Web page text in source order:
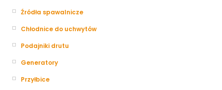
Źródła spawalnicze
Chłodnice do uchwytów
Podajniki drutu
Generatory
Przyłbice